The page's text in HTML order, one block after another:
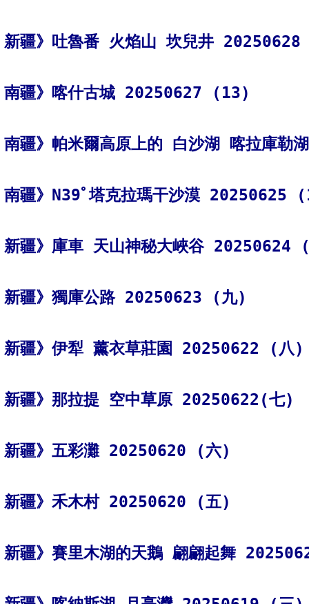
新疆》吐魯番 火焰山 坎兒井
南疆》喀什古城 20250627 (13)
南疆》帕米爾高原上的 白沙湖 喀拉庫
南疆》N39ﾟ塔克拉瑪干沙漠 20250625
新疆》庫車 天山神秘大峽谷 20250624
新疆》獨庫公路 20250623 (九)
新疆》伊犁 薰衣草莊園 20250622 (八)
新疆》那拉提 空中草原 20250622(七)
新疆》五彩灘 20250620 (六)
新疆》禾木村 20250620 (五)
新疆》賽里木湖的天鵝 翩翩起舞